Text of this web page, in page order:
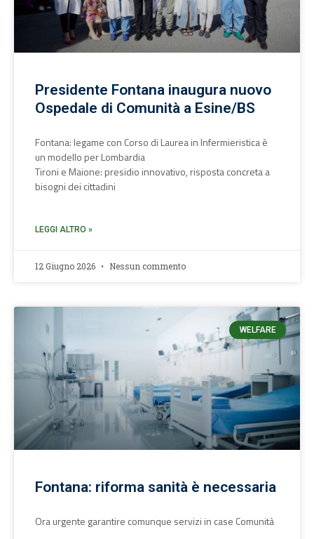
Presidente Fontana inaugura nuovo
Ospedale di Comunità a Esine/BS
Fontana: legame con Corso di Laurea in Infermieristica è
un modello per Lombardia
Tironi e Maione: presidio innovativo, risposta concreta a
bisogni dei cittadini
LEGGI ALTRO »
12 Giugno 2026 Nessun commento
WELFARE
Fontana: riforma sanità è necessaria
Ora urgente garantire comunque servizi in case Comunità